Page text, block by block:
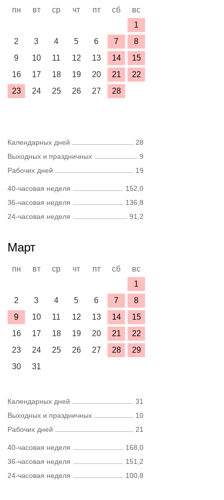
пн вт ср чт пт сб
вс
1
2
3 4 5 6 7
8
9
10 11 12 13 14
15
16
17 18 19 20 21
22
23
24 25 26 27 28
Календарных дней
28
Выходных и праздничных
9
Рабочих дней
19
40-часовая неделя
152,0
36-часовая неделя
136,8
24-часовая неделя
91,2
Март
пн вт ср чт пт сб
вс
1
2
3 4 5 6 7
8
9
10 11 12 13 14
15
16
17 18 19 20 21
22
23
24 25 26 27 28
29
30
31
Календарных дней
31
Выходных и праздничных
10
Рабочих дней
21
40-часовая неделя
168,0
36-часовая неделя
151,2
24-часовая неделя
100,8